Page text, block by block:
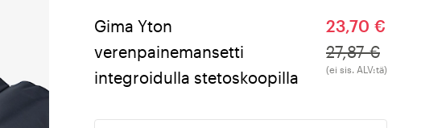
Gima Yton
verenpainemansetti
integroidulla stetoskoopilla
23,70 €
27,87 €
(ei sis. ALV:tä)